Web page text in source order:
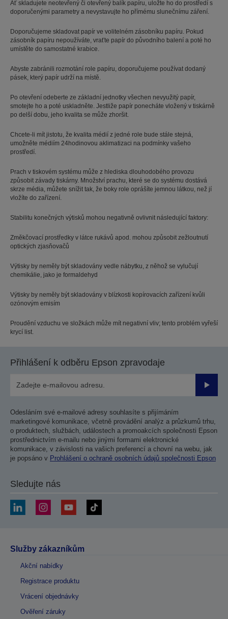
Ať skladujete neotevřený či otevřený balík papíru, uložte ho do prostředí s
doporučenými parametry a nevystavujte ho přímému slunečnímu záření.
Doporučujeme skladovat papír ve volitelném zásobníku papíru. Pokud
zásobník papíru nepoužíváte, vraťte papír do původního balení a poté ho
umístěte do samostatné krabice.
Abyste zabránili rozmotání role papíru, doporučujeme používat dodaný
pásek, který papír udrží na místě.
Po otevření odeberte ze základní jednotky všechen nevyužitý papír,
smotejte ho a poté uskladněte. Jestliže papír ponecháte vložený v tiskárně
po delší dobu, jeho kvalita se může zhoršit.
Chcete-li mít jistotu, že kvalita médií z jedné role bude stále stejná,
umožněte médiím 24hodinovou aklimatizaci na podmínky vašeho
prostředí.
Prach v tiskovém systému může z hlediska dlouhodobého provozu
způsobit závady tiskárny. Množství prachu, které se do systému dostává
skrze média, můžete snížit tak, že boky role oprášíte jemnou látkou, než jí
vložíte do zařízení.
Stabilitu konečných výtisků mohou negativně ovlivnit následující faktory:
Změkčovací prostředky v látce rukávů apod. mohou způsobit zežloutnutí
optických zjasňovačů
Výtisky by neměly být skladovány vedle nábytku, z něhož se vylučují
chemikálie, jako je formaldehyd
Výtisky by neměly být skladovány v blízkosti kopírovacích zařízení kvůli
ozónovým emisím
Proudění vzduchu ve složkách může mít negativní vliv; tento problém vyřeší
krycí list.
Přihlášení k odběru Epson zpravodaje
Odesláním své e-mailové adresy souhlasíte s přijímáním
marketingové komunikace, včetně provádění analýz a průzkumů trhu,
o produktech, službách, událostech a promoakcích společnosti Epson
prostřednictvím e-mailu nebo jinými formami elektronické
komunikace, v závislosti na vašich preferencí a chovní na webu, jak
je popsáno v Prohlášení o ochraně osobních údajů společnosti Epson
Sledujte nás
Služby zákazníkům
Akční nabídky
Registrace produktu
Vrácení objednávky
Ověření záruky